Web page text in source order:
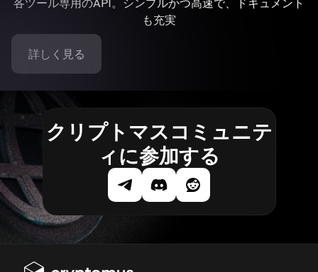
各ツール専用のAPI。シンプルかつ高速で、ドキュメント
も充実
詳しく見る
クリプトマスコミュニテ
ィに参加する